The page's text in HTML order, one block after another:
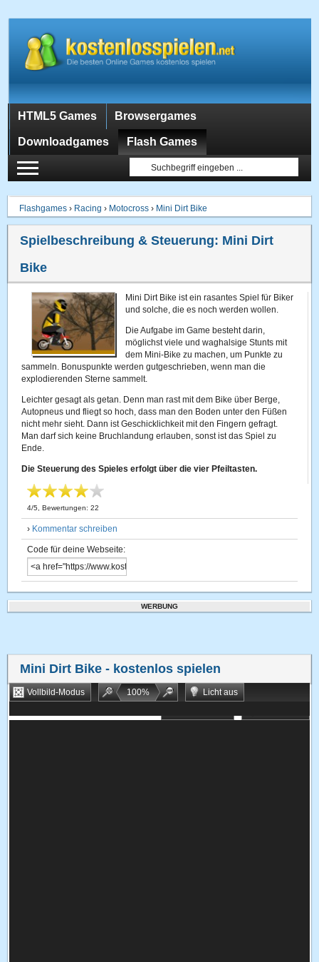
HTML5 Games Browsergames
Downloadgames Flash Games
Flashgames › Racing › Motocross › Mini Dirt Bike
Spielbeschreibung & Steuerung: Mini Dirt
Bike
Mini Dirt Bike ist ein rasantes Spiel für Biker
und solche, die es noch werden wollen.
Die Aufgabe im Game besteht darin,
möglichst viele und waghalsige Stunts mit
dem Mini-Bike zu machen, um Punkte zu
sammeln. Bonuspunkte werden gutgeschrieben, wenn man die
explodierenden Sterne sammelt.
Leichter gesagt als getan. Denn man rast mit dem Bike über Berge,
Autopneus und fliegt so hoch, dass man den Boden unter den Füßen
nicht mehr sieht. Dann ist Geschicklichkeit mit den Fingern gefragt.
Man darf sich keine Bruchlandung erlauben, sonst ist das Spiel zu
Ende.
Die Steuerung des Spieles erfolgt über die vier Pfeiltasten.
4/5 , Bewertungen:22
› Kommentar schreiben
Code für deine Webseite:
WERBUNG
Mini Dirt Bike - kostenlos spielen
Vollbild-Modus 100%
Licht aus